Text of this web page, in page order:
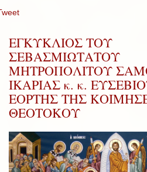
ΕΓΚΥΚΛΙΟΣ ΤΟΥ
ΣΕΒΑΣΜΙΩΤΑΤΟΥ
ΜΗΤΡΟΠΟΛΙΤΟΥ
ΙΚΑΡΙΑΣ κ. κ.
ΕΟΡΤΗΣ ΤΗΣ
ΘΕΟΤΟΚΟΥ